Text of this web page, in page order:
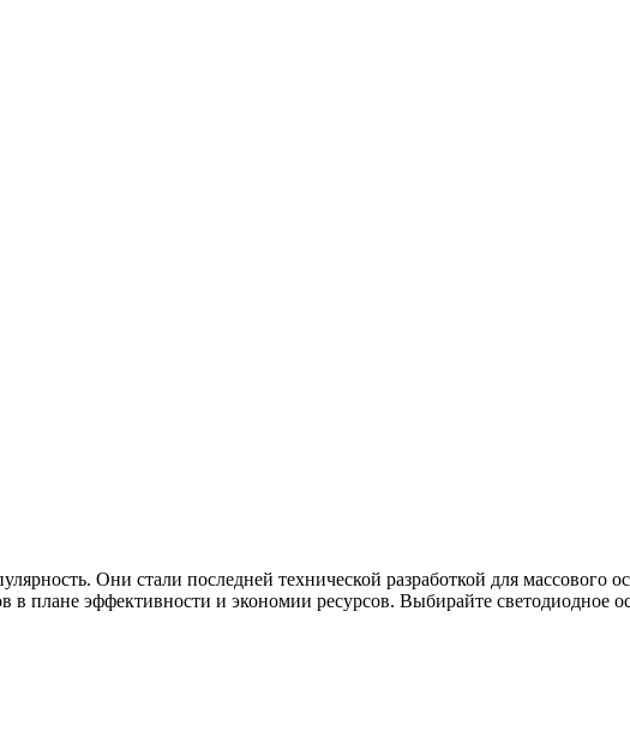
Они стали последней технической разработкой для массового
эффективности и экономии ресурсов. Выбирайте светодиодное